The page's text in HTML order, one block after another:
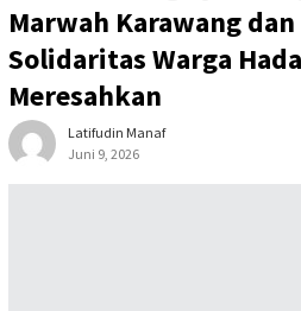
Marwah Karawang
Solidaritas Warga
Meresahkan
Latifudin Manaf
Juni 9, 2026